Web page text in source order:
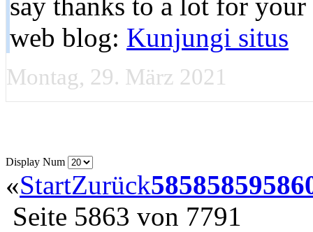
web blog: Kunjungi situs
Montag, 29. März 2021
Display Num
«StartZurück58585859
Seite 5863 von 7791